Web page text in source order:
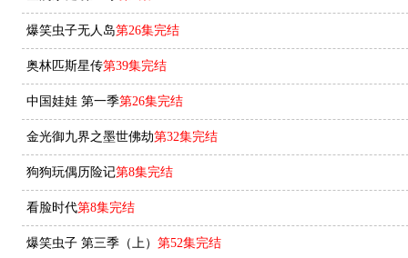
爆笑虫子无人岛第26集完结
奥林匹斯星传第39集完结
中国娃娃 第一季第26集完结
金光御九界之墨世佛劫第32集完结
狗狗玩偶历险记第8集完结
看脸时代第8集完结
爆笑虫子 第三季（上） 第52集完结